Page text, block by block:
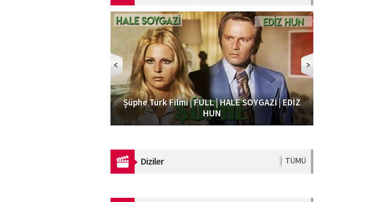
Şüphe Türk Filmi | FULL | HALE SOYGAZİ | EDİZ
HUN
Dolap Beygiri – Türk Filmi (Restorasyonlu) –
Şener Şen & İlyas Salman #şenerşen
Diziler TÜMÜ